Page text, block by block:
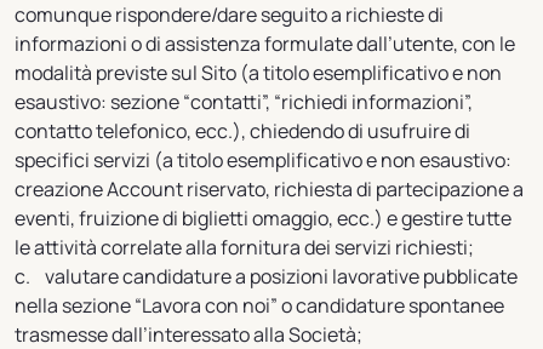
comunque rispondere/dare seguito a richieste di
informazioni o di assistenza formulate dall’utente, con le
modalità previste sul Sito (a titolo esemplificativo e non
esaustivo: sezione “contatti”, “richiedi informazioni”,
contatto telefonico, ecc.), chiedendo di usufruire di
specifici servizi (a titolo esemplificativo e non esaustivo:
creazione Account riservato, richiesta di partecipazione a
eventi, fruizione di biglietti omaggio, ecc.) e gestire tutte
le attività correlate alla fornitura dei servizi richiesti;
c. valutare candidature a posizioni lavorative pubblicate
nella sezione “Lavora con noi” o candidature spontanee
trasmesse dall’interessato alla Società;